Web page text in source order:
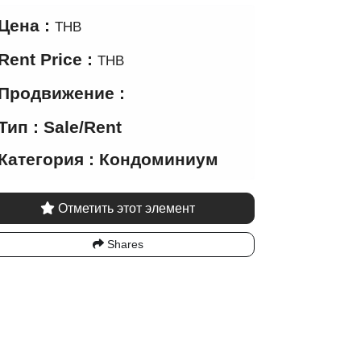
: THB
Price : THB
:
: Sale/Rent
: Кондоминиум
Отметить этот элемент
Shares